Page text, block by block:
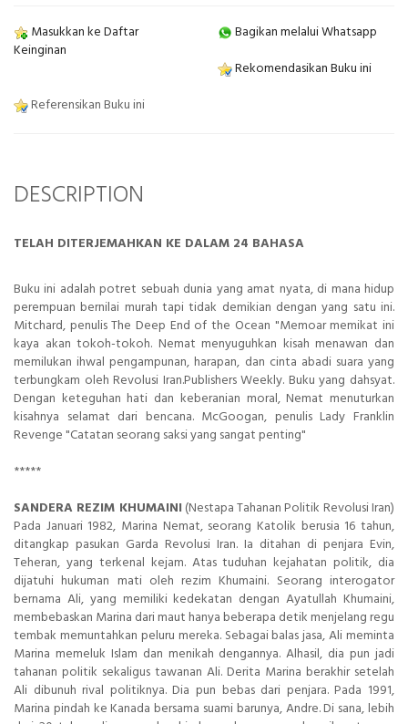
Masukkan ke Daftar
Keinginan
Bagikan melalui Whatsapp
Rekomendasikan Buku ini
Referensikan Buku ini
DESCRIPTION
TELAH DITERJEMAHKAN KE DALAM 24 BAHASA
Buku ini adalah potret sebuah dunia yang amat nyata, di mana hidup
perempuan bernilai murah tapi tidak demikian dengan yang satu ini.
Mitchard, penulis The Deep End of the Ocean "Memoar memikat ini
kaya akan tokoh-tokoh. Nemat menyuguhkan kisah menawan dan
memilukan ihwal pengampunan, harapan, dan cinta abadi suara yang
terbungkam oleh Revolusi Iran.Publishers Weekly. Buku yang dahsyat.
Dengan keteguhan hati dan keberanian moral, Nemat menuturkan
kisahnya selamat dari bencana. McGoogan, penulis Lady Franklin
Revenge "Catatan seorang saksi yang sangat penting"
*****
SANDERA REZIM KHUMAINI (Nestapa Tahanan Politik Revolusi Iran)
Pada Januari 1982, Marina Nemat, seorang Katolik berusia 16 tahun,
ditangkap pasukan Garda Revolusi Iran. Ia ditahan di penjara Evin,
Teheran, yang terkenal kejam. Atas tuduhan kejahatan politik, dia
dijatuhi hukuman mati oleh rezim Khumaini. Seorang interogator
bernama Ali, yang memiliki kedekatan dengan Ayatullah Khumaini,
membebaskan Marina dari maut hanya beberapa detik menjelang regu
tembak memuntahkan peluru mereka. Sebagai balas jasa, Ali meminta
Marina memeluk Islam dan menikah dengannya. Alhasil, dia pun jadi
tahanan politik sekaligus tawanan Ali. Derita Marina berakhir setelah
Ali dibunuh rival politiknya. Dia pun bebas dari penjara. Pada 1991,
Marina pindah ke Kanada bersama suami barunya, Andre. Di sana, lebih